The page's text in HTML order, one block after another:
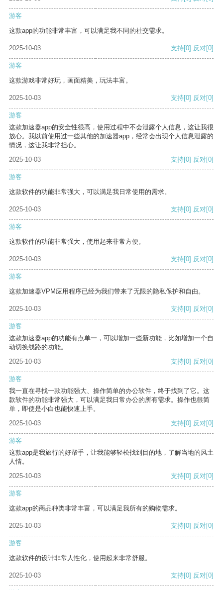
游客
这款app的功能非常丰富，可以满足我不同的社交需求。
2025-10-03 支持[0] 反对[0]
游客
这款游戏非常好玩，画面精美，玩法丰富。
2025-10-03 支持[0] 反对[0]
游客
这款加速器app的安全性很高，使用过程中不会泄露个人信息，这让我很
放心。我以前使用过一些其他的加速器app，经常会出现个人信息泄露的
情况，这让我非常担心。
2025-10-03
支持[0] 反对[0]
游客
这款软件的功能非常强大，可以满足我日常使用的需求。
2025-10-03 支持[0] 反对[0]
游客
这款软件的功能非常强大，使用起来非常方便。
2025-10-03 支持[0] 反对[0]
游客
这款加速器VPM应用程序已经为我们带来了无限的隐私保护和自由。
2025-10-03 支持[0] 反对[0]
游客
这款加速器app的功能有点单一，可以增加一些新功能，比如增加一个自
动切换线路的功能。
2025-10-03
支持[0] 反对[0]
游客
我一直在寻找一款功能强大、操作简单的办公软件，终于找到了它。这
款软件的功能非常强大，可以满足我日常办公的所有需求。操作也很简
单，即使是小白也能快速上手。
2025-10-03
支持[0] 反对[0]
游客
这款app是我旅行的好帮手，让我能够轻松找到目的地，了解当地的风土
人情。
2025-10-03
支持[0] 反对[0]
游客
这款app的商品种类非常丰富，可以满足我所有的购物需求。
2025-10-03 支持[0] 反对[0]
游客
这款软件的设计非常人性化，使用起来非常舒服。
2025-10-03 支持[0] 反对[0]